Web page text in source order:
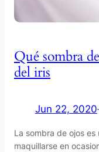
Qué sombra
del iris
Jun 22, 2020
La sombra de ojos
maquillarse en